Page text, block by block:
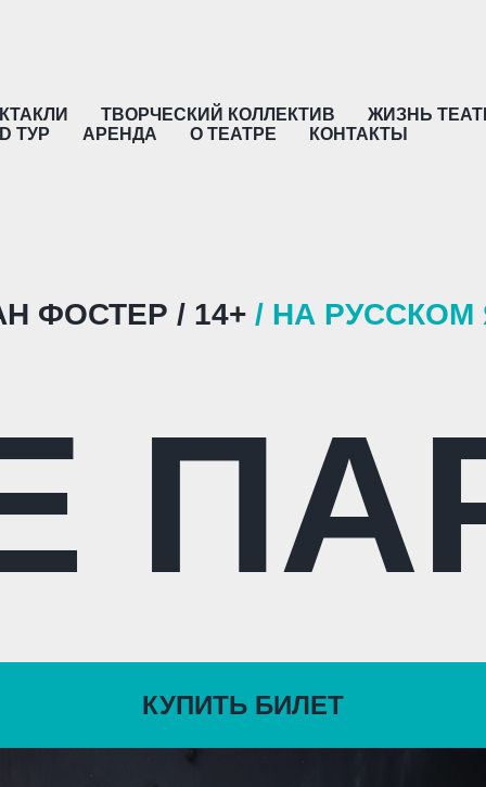
ТВОРЧЕСКИЙ КОЛЛЕКТИВ
ЖИЗНЬ
ТУР
АРЕНДА О ТЕАТРЕ КОНТАКТЫ
ФОСТЕР / 14+ / НА РУССКОМ
КУПИТЬ БИЛЕТ